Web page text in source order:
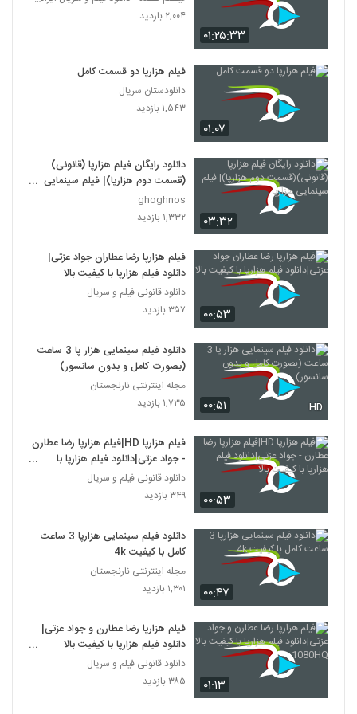
۰۱:۲۵:۳۳
۲,۰۰۴ بازدید
۰۱:۰۷
فیلم هزارپا دو قسمت کامل
دانلودستان سریال
۱,۵۴۳ بازدید
۰۳:۳۲
دانلود رایگان فیلم هزارپا (قانونی)
(قسمت دوم هزارپا)| فیلم سینمایی
هزارپا
ghoghnos
۱,۳۳۲ بازدید
۰۰:۵۳
فیلم هزارپا رضا عطاران جواد عزتی|
دانلود فیلم هزارپا با کیفیت بالا
دانلود قانونی فیلم و سریال
۳۵۷ بازدید
۰۰:۵۱ HD
دانلود فیلم سینمایی هزار پا 3 ساعت
(بصورت کامل و بدون سانسور)
مجله اینترنتی نارنجستان
۱,۷۳۵ بازدید
۰۰:۵۳
فیلم هزارپا HD|فیلم هزارپا رضا عطارن
- جواد عزتی|دانلود فیلم هزارپا با
کیفیت بالا
دانلود قانونی فیلم و سریال
۳۴۹ بازدید
۰۰:۴۷
دانلود فیلم سینمایی هزارپا 3 ساعت
کامل با کیفیت 4k
مجله اینترنتی نارنجستان
۱,۳۰۱ بازدید
۰۱:۱۳
فیلم هزارپا رضا عطارن و جواد عزتی|
دانلود فیلم هزارپا با کیفیت بالا
1080HQ
دانلود قانونی فیلم و سریال
۳۸۵ بازدید